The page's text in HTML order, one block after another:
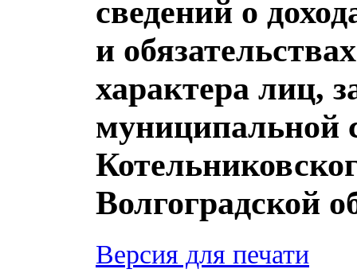
сведений о
и
характера лиц,
муниципальной
Волгоградской
Версия для печати